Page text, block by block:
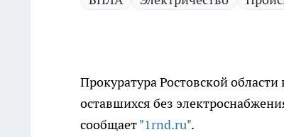
Прокуратура Ростовской
оставшихся без
сообщает"1rnd.ru".